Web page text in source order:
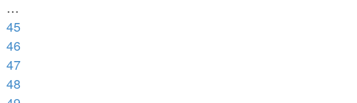
…
45
46
47
48